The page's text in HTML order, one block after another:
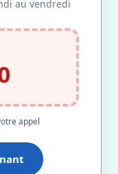
au vendredi
appel